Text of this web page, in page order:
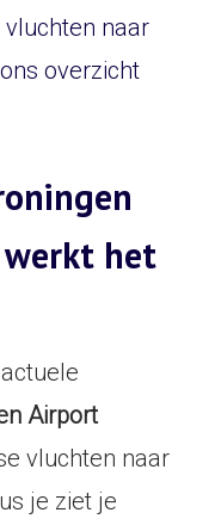
naar
overzicht
het
Airport
vluchten naar
je ziet je